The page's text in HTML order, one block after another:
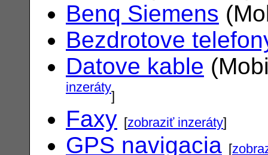
Benq Siemens
Bezdrotove
Datove kable
inzeráty]
Faxy [zobraziť inzeráty]
GPS navigacia [